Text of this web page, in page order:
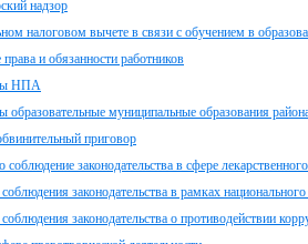
надзор
налоговом вычете в связи с обучением в
и обязанности работников
НПА
образовательные муниципальные образования
приговор
соблюдение законодательства в сфере
законодательства в рамках
законодательства о противодействии